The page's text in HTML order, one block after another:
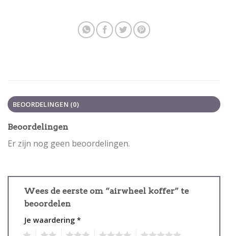
BEOORDELINGEN (0)
Beoordelingen
Er zijn nog geen beoordelingen.
Wees de eerste om “airwheel koffer” te
beoordelen
Je waardering *